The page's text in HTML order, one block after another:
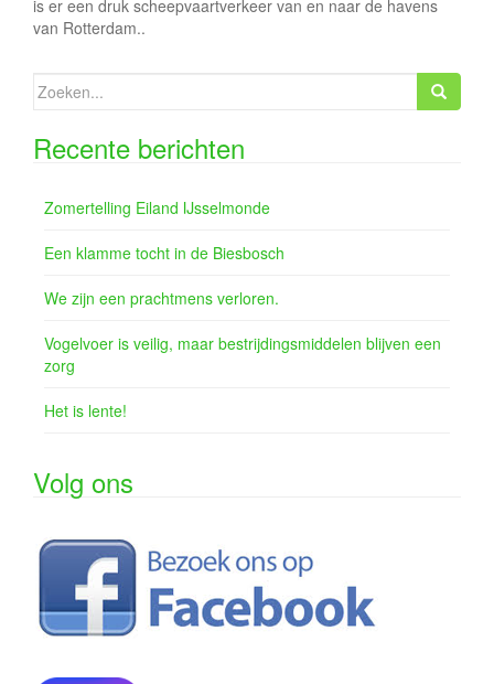
is er een druk scheepvaartverkeer van en naar de havens
van Rotterdam..
Zoeken
naar:
Recente berichten
Zomertelling Eiland IJsselmonde
Een klamme tocht in de Biesbosch
We zijn een prachtmens verloren.
Vogelvoer is veilig, maar bestrijdingsmiddelen blijven een
zorg
Het is lente!
Volg ons